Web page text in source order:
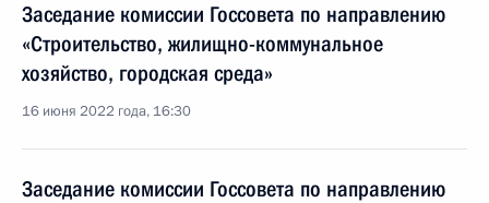
Заседание комиссии Госсовета по направлению
«Строительство, жилищно-коммунальное
хозяйство, городская среда»
16 июня 2022 года, 16:30
Заседание комиссии Госсовета по направлению